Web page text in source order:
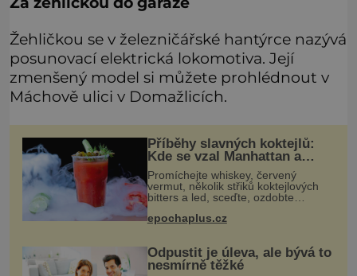
Žehličkou se v železničářské hantýrce nazývá
posunovací elektrická lokomotiva. Její
zmenšený model si můžete prohlédnout v
Máchově ulici v Domažlicích.
Příběhy slavných koktejlů:
Kde se vzal Manhattan a
Bloody Mary?
Promíchejte whiskey, červený
vermut, několik střiků koktejlových
bitters a led, sceďte, ozdobte
koktejlovou třešinkou a tadá…
Manhattan je tu! A pokud to má být
epochaplus.cz
Odpustit je úleva, ale bývá to
nesmírně těžké